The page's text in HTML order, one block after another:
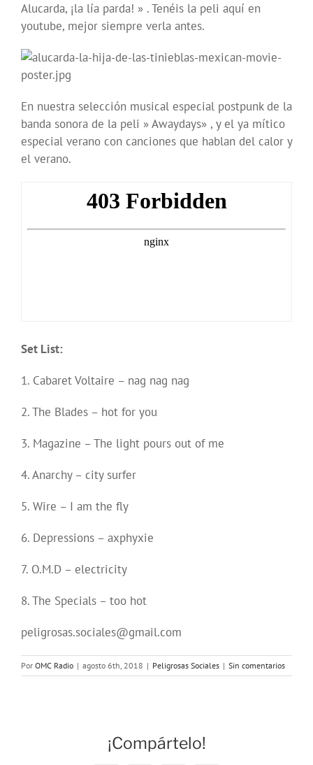
Alucarda, ¡la lía parda! » . Tenéis la peli aquí en
youtube, mejor siempre verla antes.
En nuestra selección musical especial postpunk de la
banda sonora de la peli » Awaydays» , y el ya mítico
especial verano con canciones que hablan del calor y
el verano.
Set List:
1. Cabaret Voltaire – nag nag nag
2. The Blades – hot for you
3. Magazine – The light pours out of me
4. Anarchy – city surfer
5. Wire – I am the fly
6. Depressions – axphyxie
7. O.M.D – electricity
8. The Specials – too hot
peligrosas.sociales@gmail.com
Por OMC Radio | agosto 6th, 2018 | Peligrosas Sociales | Sin comentarios
¡Compártelo!